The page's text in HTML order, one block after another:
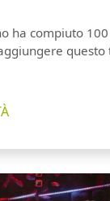
ha compiuto
questo